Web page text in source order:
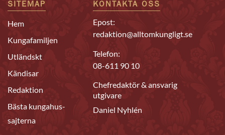
SITEMAP
Hem
Kungafamiljen
Utländskt
Kändisar
Redaktion
Bästa kungahus-
sajterna
KONTAKTA OSS
Epost:
redaktion@alltomkungligt.se
Telefon:
08-611 90 10
Chefredaktör & ansvarig
utgivare
Daniel Nyhlén